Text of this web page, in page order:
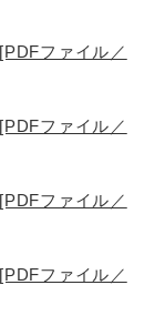
ファイル／
ファイル／
ファイル／
ファイル／